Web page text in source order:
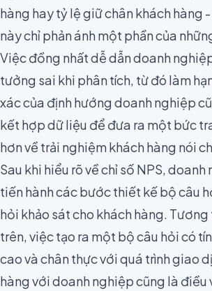
hàng hay tỷ lệ giữ chân khách hàng
này chỉ phản ánh một phần của
Việc đồng nhất dễ dẫn doanh
tưởng sai khi phân tích, từ đó làm
xác của định hướng doanh nghiệp
kết hợp dữ liệu để đưa ra một bức
hơn về trải nghiệm khách hàng nói
Sau khi hiểu rõ về chỉ số NPS,
tiến hành các bước thiết kế bộ câu
hỏi khảo sát cho khách hàng. Tương
trên, việc tạo ra một bộ câu hỏi có
cao và chân thực với quá trình giao
hàng với doanh nghiệp cũng là điều